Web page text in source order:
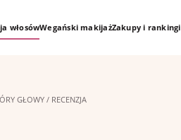
włosówWegański makijażZakupy i rankingi
GŁOWY / RECENZJA